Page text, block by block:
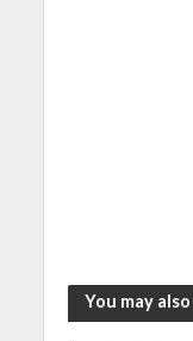
You may